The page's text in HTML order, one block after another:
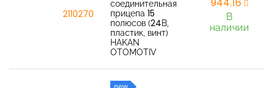
2110270
соединительная
прицепа 15
полюсов (24В,
пластик, винт)
HAKAN
OTOMOTIV
944,16
В
наличии